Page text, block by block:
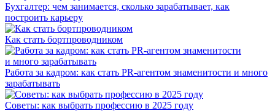
Бухгалтер: чем занимается, сколько зарабатывает, как
построить карьеру
Как стать бортпроводником
Работа за кадром: как стать PR-агентом знаменитости и много
зарабатывать
Советы: как выбрать профессию в 2025 году